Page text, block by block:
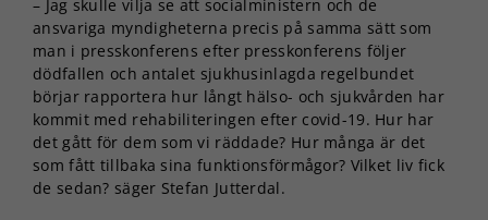
– Jag skulle vilja se att socialministern och de
ansvariga myndigheterna precis på samma sätt som
man i presskonferens efter presskonferens följer
dödfallen och antalet sjukhusinlagda regelbundet
börjar rapportera hur långt hälso- och sjukvården har
kommit med rehabiliteringen efter covid-19. Hur har
det gått för dem som vi räddade? Hur många är det
som fått tillbaka sina funktionsförmågor? Vilket liv fick
de sedan? säger Stefan Jutterdal.